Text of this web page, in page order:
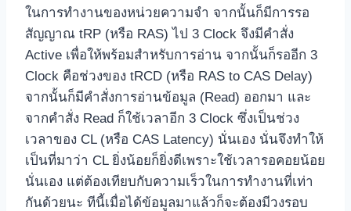
ในการทำงานของหน่วยความจำ จากนั้นก็มีการรอ
สัญญาณ tRP (หรือ RAS) ไป 3 Clock จึงมีคำสั่ง
Active เพื่อให้พร้อมสำหรับการอ่าน จากนั้นก็รออีก 3
Clock คือช่วงของ tRCD (หรือ RAS to CAS Delay)
จากนั้นก็มีคำสั่งการอ่านข้อมูล (Read) ออกมา และ
จากคำสั่ง Read ก็ใช้เวลาอีก 3 Clock ซึ่งเป็นช่วง
เวลาของ CL (หรือ CAS Latency) นั่นเอง นั่นจึงทำให้
เป็นที่มาว่า CL ยิ่งน้อยก็ยิ่งดีเพราะใช้เวลารอคอยน้อย
นั่นเอง แต่ต้องเทียบกับความเร็วในการทำงานที่เท่า
กันด้วยนะ ทีนี้เมื่อได้ข้อมูลมาแล้วก็จะต้องมีวงรอบ